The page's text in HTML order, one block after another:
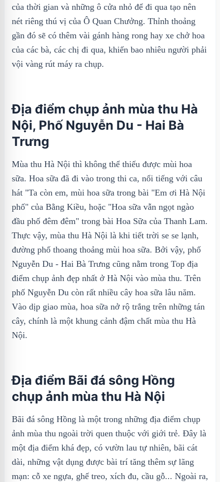
của thời gian và những ô cửa nhỏ để đi qua tạo nên
nét riêng thú vị của Ô Quan Chưởng. Thỉnh thoảng
gần đó sẽ có thêm vài gánh hàng rong hay xe chở hoa
của các bà, các chị đi qua, khiến bao nhiêu người phải
vội vàng rút máy ra chụp.
Địa điểm chụp ảnh mùa thu Hà
Nội, Phố Nguyễn Du - Hai Bà
Trưng
Mùa thu Hà Nội thì không thể thiếu được mùi hoa
sữa. Hoa sữa đã đi vào trong thi ca, nổi tiếng với câu
hát "Ta còn em, mùi hoa sữa trong bài "Em ơi Hà Nội
phố" của Bằng Kiều, hoặc "Hoa sữa vẫn ngọt ngào
đầu phố đêm đêm" trong bài Hoa Sữa của Thanh Lam.
Thực vậy, mùa thu Hà Nội là khi tiết trời se se lạnh,
đường phố thoang thoảng mùi hoa sữa. Bởi vậy, phố
Nguyễn Du - Hai Bà Trưng cũng nằm trong Top địa
điểm chụp ảnh đẹp nhất ở Hà Nội vào mùa thu. Trên
phố Nguyễn Du còn rất nhiều cây hoa sữa lâu năm.
Vào dịp giao mùa, hoa sữa nở rộ trắng trên những tán
cây, chính là một khung cảnh đậm chất mùa thu Hà
Nội.
Địa điểm Bãi đá sông Hồng
chụp ảnh mùa thu Hà Nội
Bãi đá sông Hồng là một trong những địa điểm chụp
ảnh mùa thu ngoài trời quen thuộc với giới trẻ. Đây là
một địa điểm khá đẹp, có vườn lau tự nhiên, bãi cát
dài, những vật dụng được bài trí tăng thêm sự lãng
mạn: cỗ xe ngựa, ghế treo, xích đu, cầu gỗ... Ngoài ra,